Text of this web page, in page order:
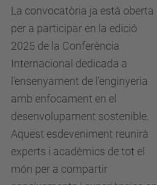
La convocatòria ja està oberta
per a participar en la edició
2025 de la Conferència
Internacional dedicada a
l'ensenyament de l'enginyeria
amb enfocament en el
desenvolupament sostenible.
Aquest esdeveniment reunirà
experts i acadèmics de tot el
món per a compartir